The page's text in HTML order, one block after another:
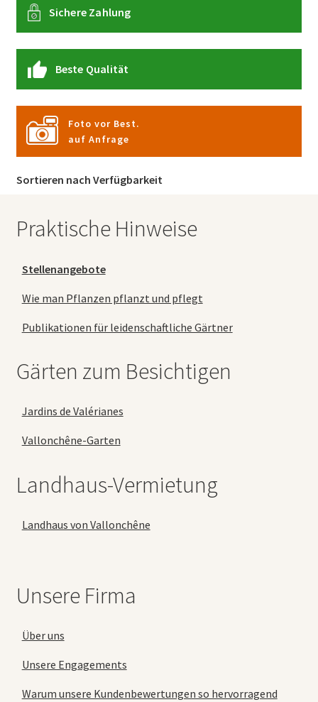
Sichere Zahlung
Beste Qualität
Foto vor Best.
auf Anfrage
Sortieren nach Verfügbarkeit
Praktische Hinweise
Stellenangebote
Wie man Pflanzen pflanzt und pflegt
Publikationen für leidenschaftliche Gärtner
Gärten zum Besichtigen
Jardins de Valérianes
Vallonchêne-Garten
Landhaus-Vermietung
Landhaus von Vallonchêne
Unsere Firma
Über uns
Unsere Engagements
Warum unsere Kundenbewertungen so hervorragend